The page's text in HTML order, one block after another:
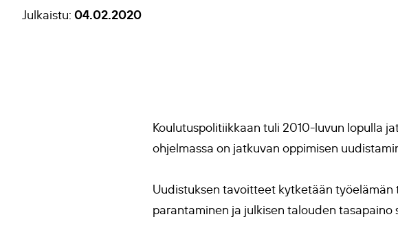
Julkaistu: 04.02.2020
Koulutuspolitiikkaan tuli 2010-luvun lopulla
ohjelmassa on jatkuvan oppimisen
Uudistuksen tavoitteet kytketään
parantaminen ja julkisen talouden